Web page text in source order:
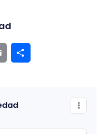
Email